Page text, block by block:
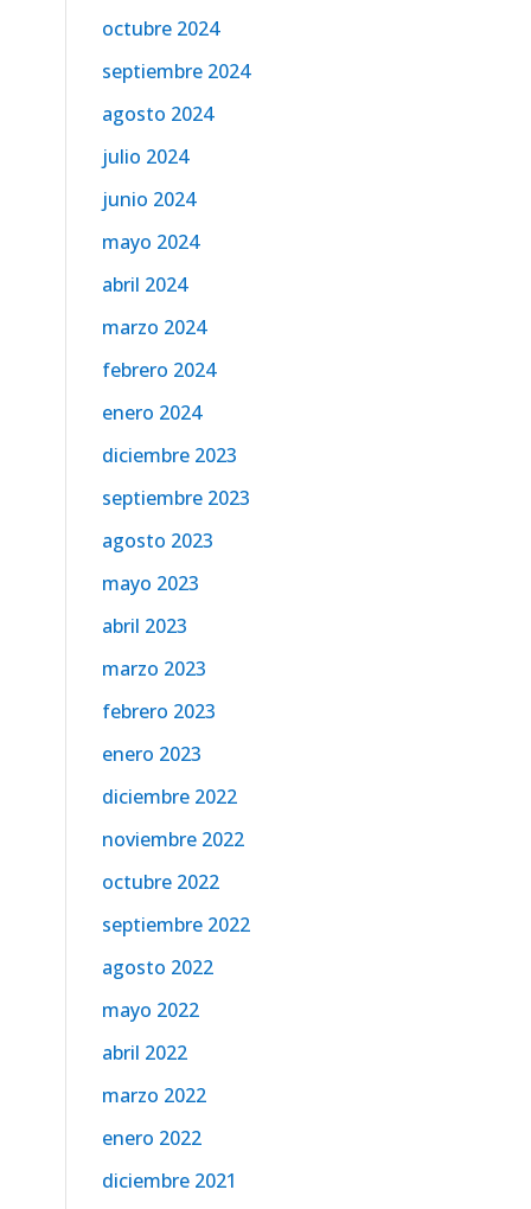
octubre 2024
septiembre 2024
agosto 2024
julio 2024
junio 2024
mayo 2024
abril 2024
marzo 2024
febrero 2024
enero 2024
diciembre 2023
septiembre 2023
agosto 2023
mayo 2023
abril 2023
marzo 2023
febrero 2023
enero 2023
diciembre 2022
noviembre 2022
octubre 2022
septiembre 2022
agosto 2022
mayo 2022
abril 2022
marzo 2022
enero 2022
diciembre 2021